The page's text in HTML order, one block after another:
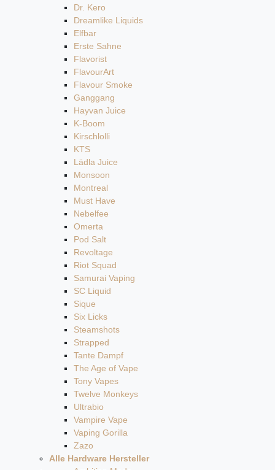
Dr. Kero
Dreamlike Liquids
Elfbar
Erste Sahne
Flavorist
FlavourArt
Flavour Smoke
Ganggang
Hayvan Juice
K-Boom
Kirschlolli
KTS
Lädla Juice
Monsoon
Montreal
Must Have
Nebelfee
Omerta
Pod Salt
Revoltage
Riot Squad
Samurai Vaping
SC Liquid
Sique
Six Licks
Steamshots
Strapped
Tante Dampf
The Age of Vape
Tony Vapes
Twelve Monkeys
Ultrabio
Vampire Vape
Vaping Gorilla
Zazo
Alle Hardware Hersteller